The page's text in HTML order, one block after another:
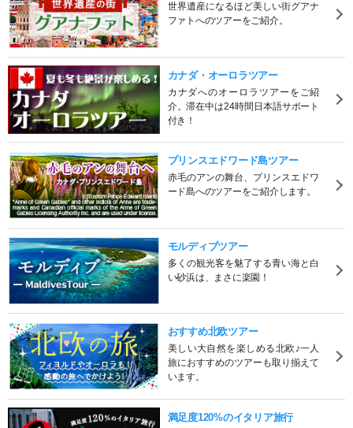
世界遺産になるほど美しい街グアナ
ファトへのツアーをご紹介。
カナダ・オーロラツアー
カナダへのオーロラツアーをご紹
介。滞在中は24時間日本語サポート
付き！
プリンスエドワード島ツアー
赤毛のアンの舞台、プリンスエドワ
ード島へのツアーをご紹介します。
モルディブツアー
多くの観光客を魅了する青い海と白
い砂浜は、まさに楽園！
おすすめ北欧ツアー
美しい大自然を楽しめる北欧♪一人
旅におすすめのツアーも取り揃えて
います。
満足度120%のイタリア旅行